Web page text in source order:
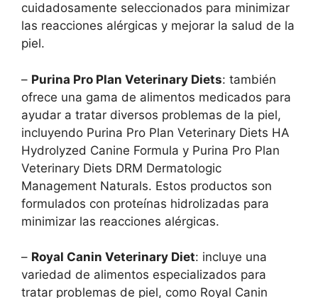
cuidadosamente seleccionados para minimizar
las reacciones alérgicas y mejorar la salud de la
piel.
– Purina Pro Plan Veterinary Diets: también
ofrece una gama de alimentos medicados para
ayudar a tratar diversos problemas de la piel,
incluyendo Purina Pro Plan Veterinary Diets HA
Hydrolyzed Canine Formula y Purina Pro Plan
Veterinary Diets DRM Dermatologic
Management Naturals. Estos productos son
formulados con proteínas hidrolizadas para
minimizar las reacciones alérgicas.
– Royal Canin Veterinary Diet: incluye una
variedad de alimentos especializados para
tratar problemas de piel, como Royal Canin